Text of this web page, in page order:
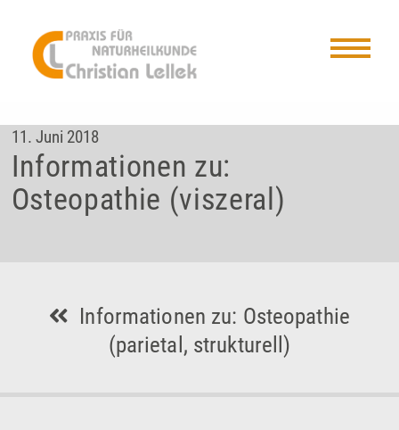
11. Juni 2018
Informationen zu:
Osteopathie (viszeral)
Informationen zu: Osteopathie
(parietal, strukturell)